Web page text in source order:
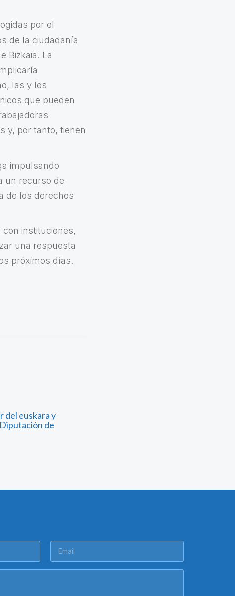
por el
de la ciudadanía
Bizkaia. La
las y los
que pueden
y, por tanto, tienen
impulsando
un recurso de
de los derechos
instituciones,
una respuesta
próximos días.
del euskara y
de